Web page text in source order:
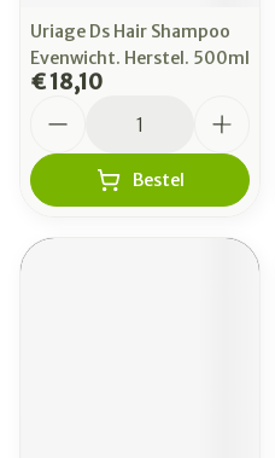
Uriage Ds Hair Shampoo
Evenwicht. Herstel. 500ml
€ 18,10
Bestel